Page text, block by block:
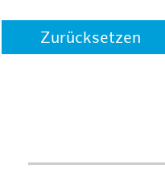
Zurücksetzen